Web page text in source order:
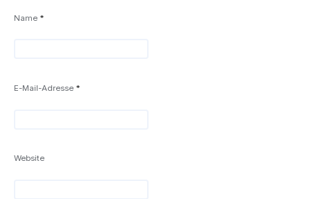
Name *
E-Mail-Adresse *
Website